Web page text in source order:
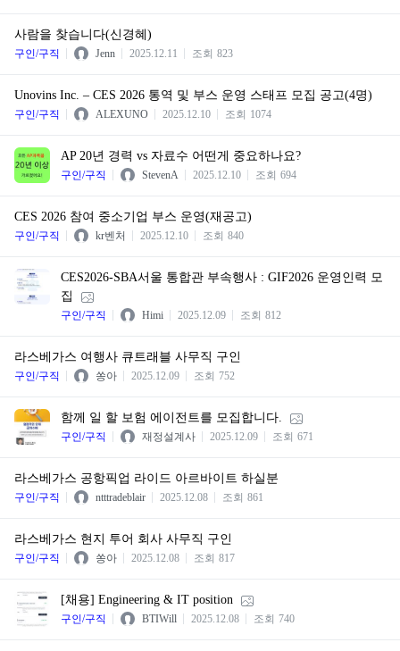
사람을 찾습니다(신경혜)
구인/구직 Jenn 2025.12.11 조회 823
Unovins Inc. – CES 2026 통역 및 부스 운영 스태프 모집 공고(4명)
구인/구직 ALEXUNO 2025.12.10 조회 1074
AP 20년 경력 vs 자료수 어떤게 중요하나요?
구인/구직 StevenA 2025.12.10 조회 694
CES 2026 참여 중소기업 부스 운영(재공고)
구인/구직 kr벤처 2025.12.10 조회 840
CES2026-SBA서울 통합관 부속행사 : GIF2026 운영인력 모
집
구인/구직 Himi 2025.12.09 조회 812
라스베가스 여행사 큐트래블 사무직 구인
구인/구직 쏭아 2025.12.09 조회 752
함께 일 할 보험 에이전트를 모집합니다.
구인/구직 재정설계사 2025.12.09 조회 671
라스베가스 공항픽업 라이드 아르바이트 하실분
구인/구직 ntttradeblair 2025.12.08 조회 861
라스베가스 현지 투어 회사 사무직 구인
구인/구직 쏭아 2025.12.08 조회 817
[채용] Engineering & IT position
구인/구직 BTIWill 2025.12.08 조회 740